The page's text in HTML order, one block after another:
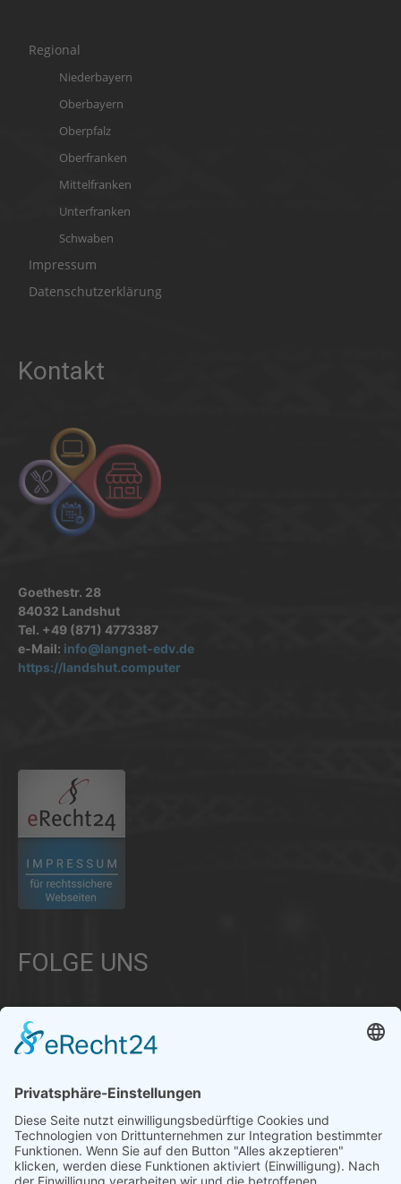
Regional
Niederbayern
Oberbayern
Oberpfalz
Oberfranken
Mittelfranken
Unterfranken
Schwaben
Impressum
Datenschutzerklärung
Kontakt
Goethestr. 28
84032 Landshut
Tel. +49 (871) 4773387
e-Mail: info@langnet-edv.de
https://landshut.computer
FOLGE UNS
Informationen aus Politik – Wirtschaft – Kultur – Umwelt –
Gesellschaft - Polizei und Feuerwehr – für die Region Bayern